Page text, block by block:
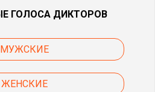
ГОЛОСА ДИКТОРОВ
МУЖСКИЕ
ЖЕНСКИЕ